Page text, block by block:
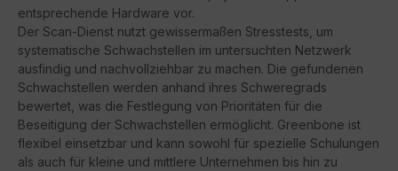
entsprechende Hardware vor.
Der Scan-Dienst nutzt gewissermaßen Stresstests, um
systematische Schwachstellen im untersuchten Netzwerk
ausfindig und nachvollziehbar zu machen. Die gefundenen
Schwachstellen werden anhand ihres Schweregrads
bewertet, was die Festlegung von Prioritäten für die
Beseitigung der Schwachstellen ermöglicht. Greenbone ist
flexibel einsetzbar und kann sowohl für spezielle Schulungen
als auch für kleine und mittlere Unternehmen bis hin zu